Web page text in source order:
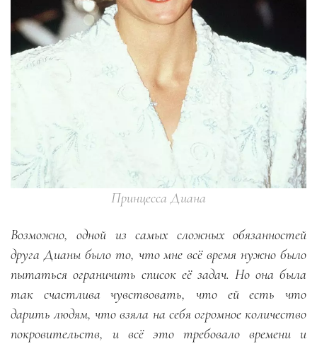
Принцесса Диана
Возможно, одной из самых сложных обязанностей
друга Дианы было то, что мне всё время нужно было
пытаться ограничить список её задач. Но она была
так счастлива чувствовать, что ей есть что
дарить людям, что взяла на себя огромное количество
покровительств, и всё это требовало времени и